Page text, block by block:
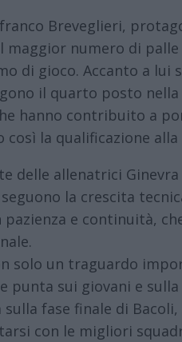
Breveglieri,
maggior numero di
di gioco. Accanto a lui
il quarto posto nella
hanno contribuito a
la qualificazione alla
delle allenatrici Ginevra
la crescita
e continuità,
solo un traguardo
punta sui giovani e
fase finale di Bacoli,
con le migliori